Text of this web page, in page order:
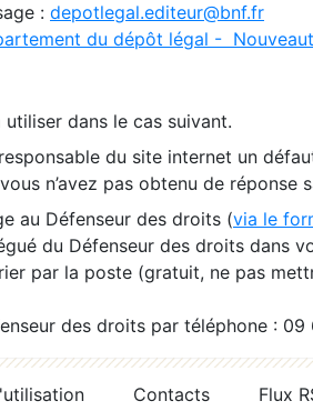
: depotlegal.editeur@bnf.fr
du dépôt légal -
dans le cas suivant.
du site internet un
n’avez pas obtenu de réponse
au Défenseur des droits (via le
du Défenseur des droits dans
par la poste (gratuit, ne pas
des droits par téléphone :
Contacts
Flux